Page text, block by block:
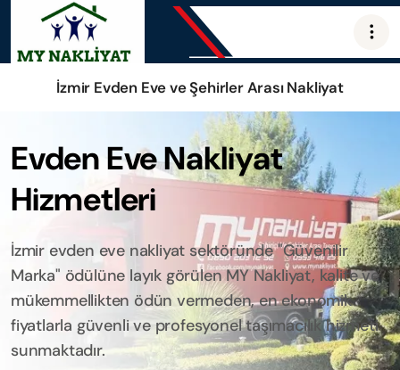
İzmir Evden Eve ve Şehirler Arası Nakliyat
Evden Eve Nakliyat
Hizmetleri
İzmir evden eve nakliyat sektöründe "Güvenilir
Marka" ödülüne layık görülen MY Nakliyat, kalite ve
mükemmellikten ödün vermeden, en ekonomik
fiyatlarla güvenli ve profesyonel taşımacılık hizmeti
sunmaktadır.